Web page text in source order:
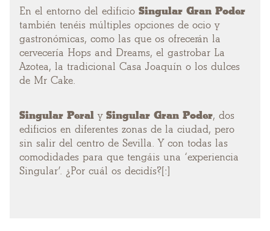
En el entorno del edificio Singular Gran Poder
también tenéis múltiples opciones de ocio y
gastronómicas, como las que os ofrecerán la
cervecería Hops and Dreams, el gastrobar La
Azotea, la tradicional Casa Joaquín o los dulces
de Mr Cake.
Singular Peral y Singular Gran Poder, dos
edificios en diferentes zonas de la ciudad, pero
sin salir del centro de Sevilla. Y con todas las
comodidades para que tengáis una ‘experiencia
Singular’. ¿Por cuál os decidís?[:]